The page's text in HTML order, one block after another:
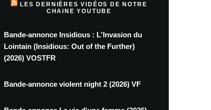
LES DERNIÈRES VIDÉOS DE NOTRE
CHAINE YOUTUBE
Bande-annonce Insidious : L'Invasion du
Lointain (Insidious: Out of the Further)
(2026) VOSTFR
Bande-annonce violent night 2 (2026) VF